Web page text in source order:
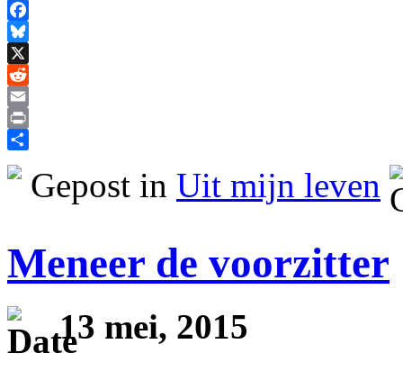
Facebook
Bluesky
X
Reddit
Email
Print
Gepost in Uit mijn leven
Meneer de voorzitter
13 mei, 2015